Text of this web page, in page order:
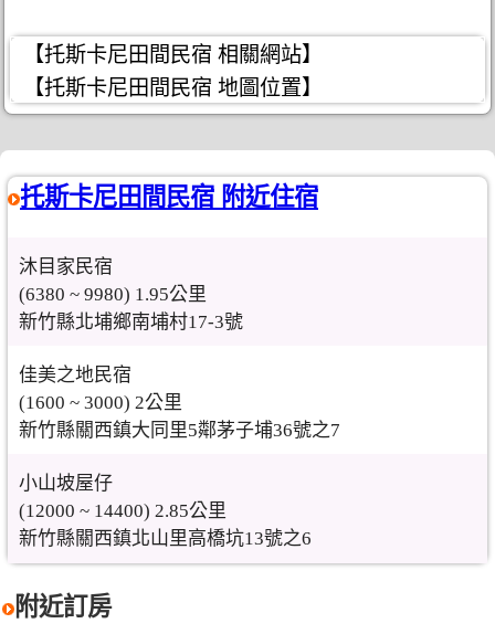
【托斯卡尼田間民宿 相關網站】
【托斯卡尼田間民宿 地圖位置】
托斯卡尼田間民宿 附近住宿
沐目家民宿
(6380 ~ 9980) 1.95公里
新竹縣北埔鄉南埔村17-3號
佳美之地民宿
(1600 ~ 3000) 2公里
新竹縣關西鎮大同里5鄰茅子埔36號之7
小山坡屋仔
(12000 ~ 14400) 2.85公里
新竹縣關西鎮北山里高橋坑13號之6
附近訂房